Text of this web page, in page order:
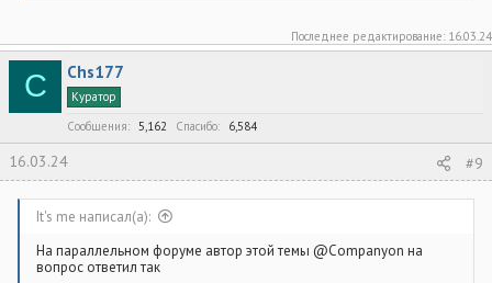
Последнее редактирование: 16.03.24
C Chs177
Куратор
Сообщения
5,162 Спасибо 6,584
16.03.24 #9
It's me написал(а):
На параллельном форуме автор этой темы @Companyon на
вопрос ответил так